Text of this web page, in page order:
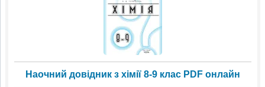
Наочний довідник з хімії 8-9 клас PDF онлайн